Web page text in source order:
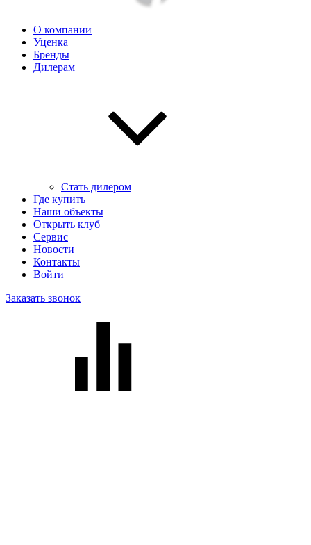
О компании
Уценка
Бренды
Дилерам
Стать дилером
Где купить
Наши объекты
Открыть клуб
Сервис
Новости
Контакты
Войти
Заказать звонок